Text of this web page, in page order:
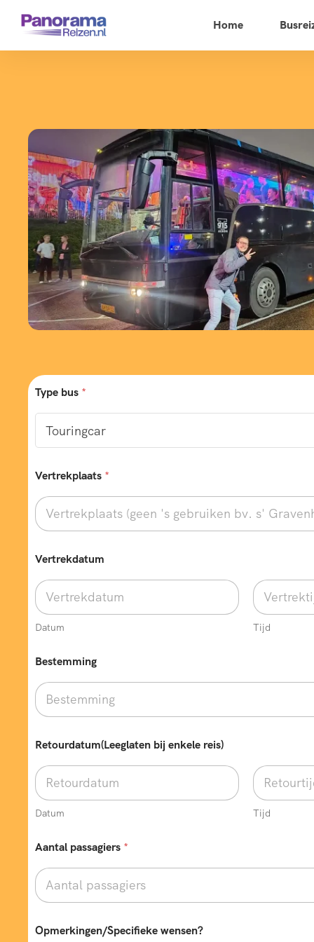
Home
Type bus *
Vertrekplaats *
Vertrekdatum
Datum Tijd
Bestemming
Retourdatum(Leeglaten bij enkele reis)
Datum Tijd
Aantal passagiers *
p
Opmerkingen/Specifieke wensen?